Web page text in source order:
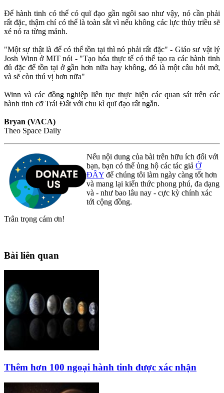
Để hành tinh có thể có quĩ đạo gần ngôi sao như vậy, nó cần phải
rất đặc, thậm chí có thể là toàn sắt vì nếu không các lực thủy triều sẽ
xé nó ra từng mảnh.
"Một sự thật là để có thể tồn tại thì nó phải rất đặc" - Giáo sư vật lý
Josh Winn ở MIT nói - "Tạo hóa thực tế có thể tạo ra các hành tinh
đủ đặc để tồn tại ở gần hơn nữa hay không, đó là một câu hỏi mở,
và sẽ còn thú vị hơn nữa"
Winn và các đồng nghiệp liên tục thực hiện các quan sát trên các
hành tinh cỡ Trái Đất với chu kì quĩ đạo rất ngắn.
Bryan (VACA)
Theo Space Daily
Nếu nội dung của bài trên hữu ích đối với
bạn, bạn có thể ủng hộ các tác giả Ở
ĐÂY để chúng tôi làm ngày càng tốt hơn
và mang lại kiến thức phong phú, đa dạng
và - như bao lâu nay - cực kỳ chính xác
tới cộng đồng.
Trân trọng cám ơn!
Bài liên quan
Thêm hơn 100 ngoại hành tinh được xác nhận